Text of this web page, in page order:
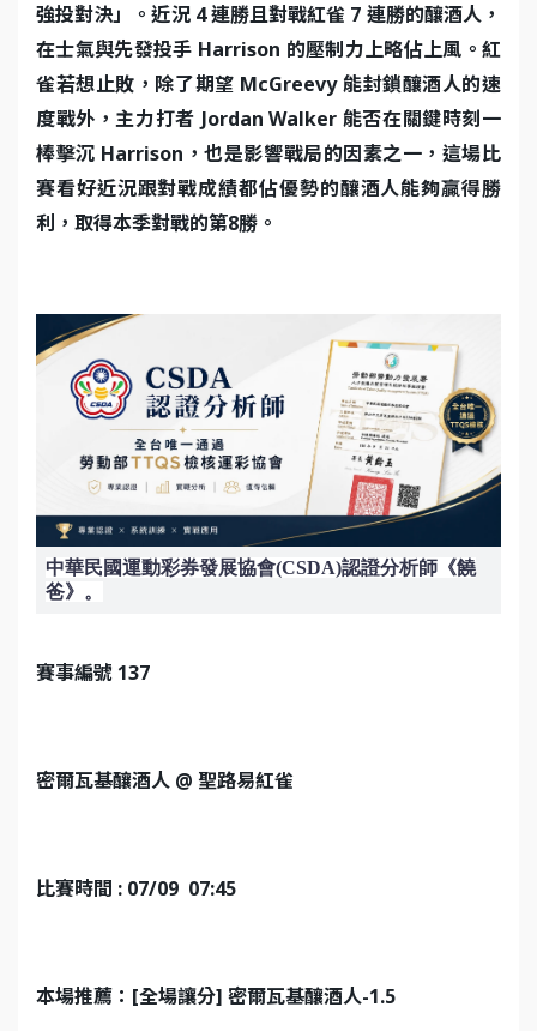
強投對決」。近況 4 連勝且對戰紅雀 7 連勝的釀酒人，
在士氣與先發投手 Harrison 的壓制力上略佔上風。紅
雀若想止敗，除了期望 McGreevy 能封鎖釀酒人的速
度戰外，主力打者 Jordan Walker 能否在關鍵時刻一
棒擊沉 Harrison，也是影響戰局的因素之一，這場比
賽看好近況跟對戰成績都佔優勢的釀酒人能夠贏得勝
利，取得本季對戰的第8勝。
中華民國運動彩券發展協會(CSDA)認證分析師《饒
爸》。
賽事編號 137
密爾瓦基釀酒人 @ 聖路易紅雀
比賽時間 : 07/09 07:45
本場推薦：[全場讓分] 密爾瓦基釀酒人-1.5